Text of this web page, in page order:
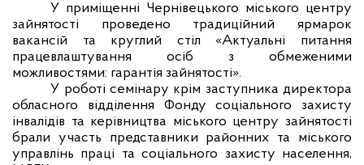
У приміщенні Чернівецького міського центру
зайнятості проведено традиційний ярмарок
вакансій та круглий стіл «Актуальні питання
працевлаштування осіб з обмеженими
можливостями: гарантія зайнятості».
У роботі семінару крім заступника директора
обласного відділення Фонду соціального захисту
інвалідів та керівництва міського центру зайнятості
брали участь представники районних та міського
управлінь праці та соціального захисту населення,